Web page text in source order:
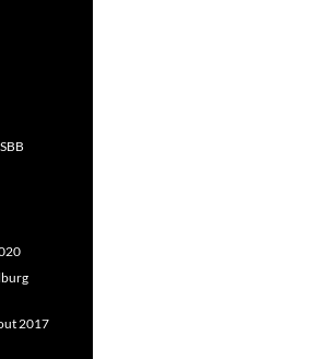
2017